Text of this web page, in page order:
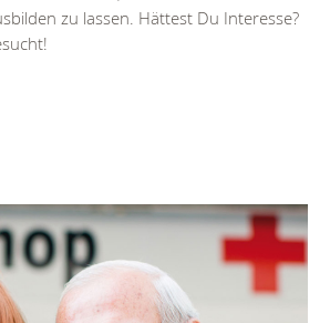
zu lassen. Hättest Du Interesse?